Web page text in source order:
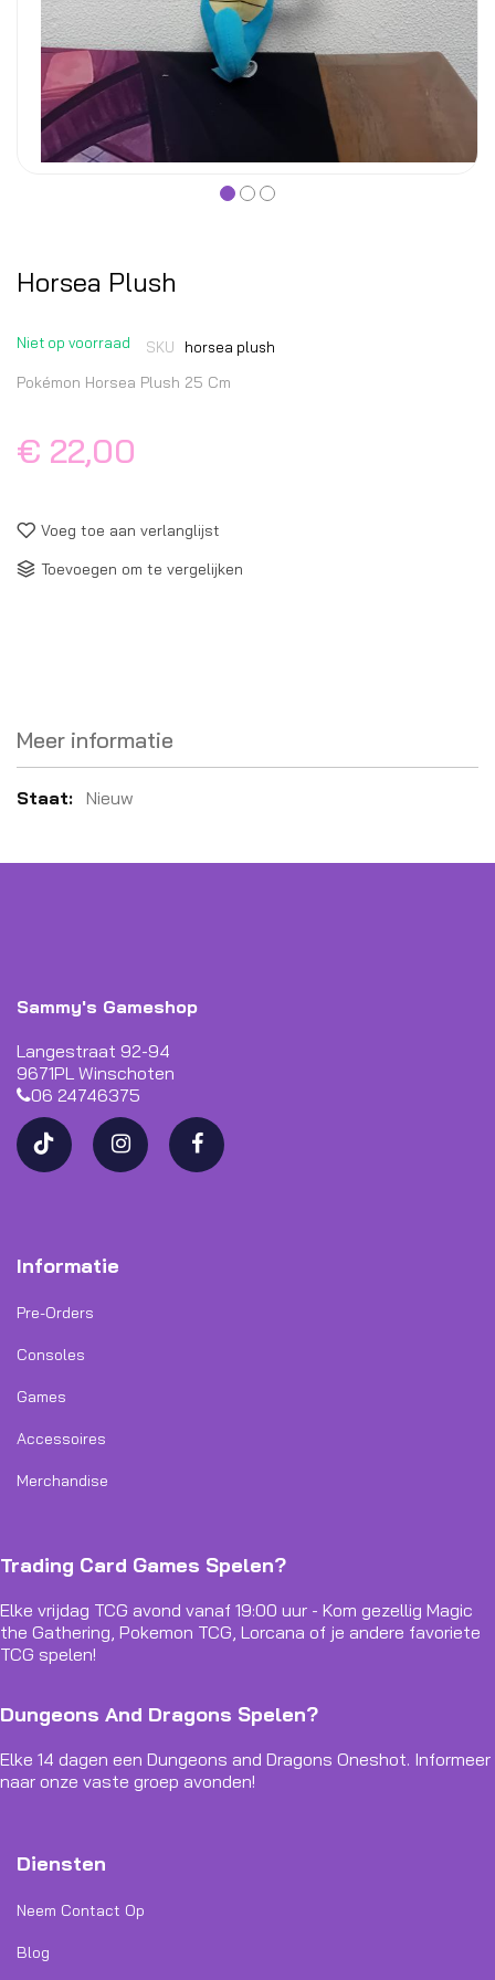
Horsea Plush
Niet op voorraad SKU horsea plush
Pokémon Horsea Plush 25 Cm
€ 22,00
Voeg toe aan verlanglijst
Toevoegen om te vergelijken
Meer informatie
Meer
Nieuw
Sammy's Gameshop
Langestraat 92-94
9671PL Winschoten
06 24746375
Informatie
Pre-Orders
Consoles
Games
Accessoires
Merchandise
Trading Card Games Spelen?
Elke vrijdag TCG avond vanaf 19:00 uur - Kom gezellig Magic
the Gathering, Pokemon TCG, Lorcana of je andere favoriete
TCG spelen!
Dungeons And Dragons Spelen?
Elke 14 dagen een Dungeons and Dragons Oneshot. Informeer
naar onze vaste groep avonden!
Diensten
Neem Contact Op
Blog